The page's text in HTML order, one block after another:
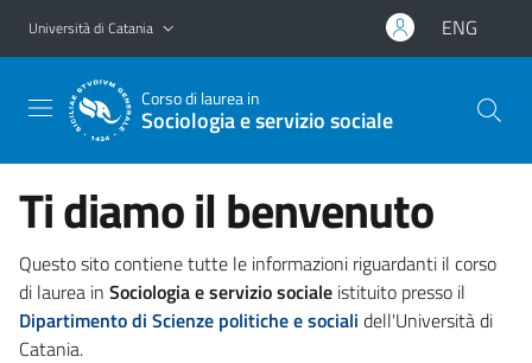
Vai al contenuto principale
Vai al menu di navigazione
Università di Catania ENG
Corso di laurea in
Sociologia e servizio sociale
Ti diamo il benvenuto
Questo sito contiene tutte le informazioni riguardanti il corso
di laurea in Sociologia e servizio sociale istituito presso il
Dipartimento di Scienze politiche e sociali dell'Università di
Catania.